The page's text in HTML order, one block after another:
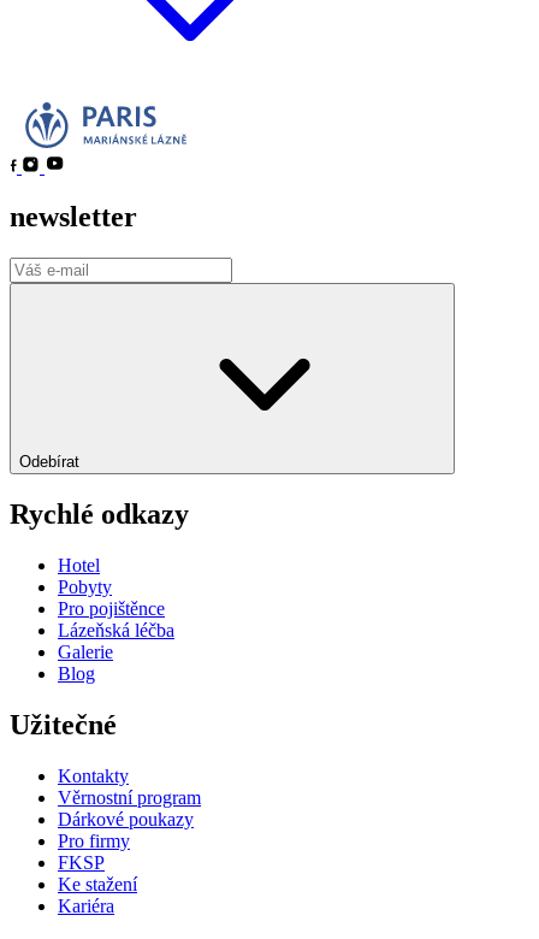
newsletter
Odebírat
Rychlé odkazy
Hotel
Pobyty
Pro pojištěnce
Lázeňská léčba
Galerie
Blog
Užitečné
Kontakty
Věrnostní program
Dárkové poukazy
Pro firmy
FKSP
Ke stažení
Kariéra